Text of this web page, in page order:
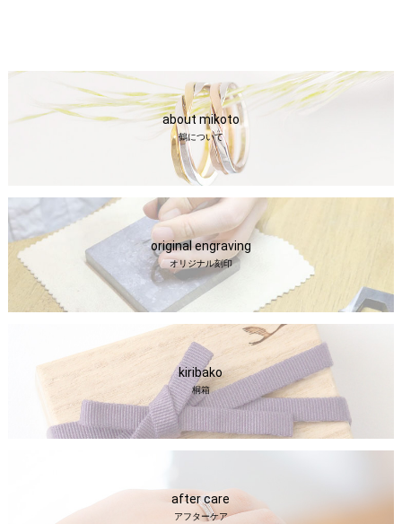
about mikoto
鶴について
original engraving
オリジナル刻印
kiribako
桐箱
after care
アフターケア